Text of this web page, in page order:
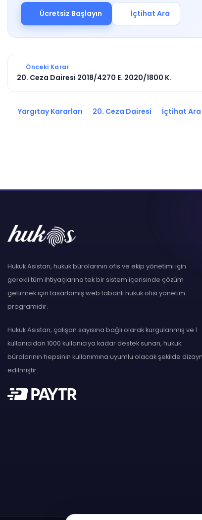
Ücretsiz Başlayın İçtihat Ara
Önceki Karar
20. Ceza Dairesi 2018/4270 E. 2020/1800 K.
Yargıtay Kararları 20. Ceza Dairesi İçtihat Ara
Hukuk Asistan, hukuk bürolarının ofis ve ekip yönetimi için
gerekli tüm ihtiyaçlarına tek bir sistem içerisinde çözüm
getirmek için tasarlamış web tabanlı hukuk ofisi yönetim
programıdır.
Hukuk Asistan; çalışan sayısına bağlı olarak kurgulanmış ve 1
kullanıcıdan 1000 kullanıcıya kadar destek sunan, hukuk
bürolarının hepsinin kullanımına uyumlu olacak şekilde dizayn
edilmiştir.